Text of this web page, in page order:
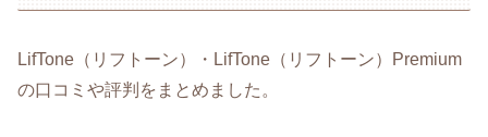
LifTone（リフトーン）・LifTone（リフトーン）Premium
の口コミや評判をまとめました。